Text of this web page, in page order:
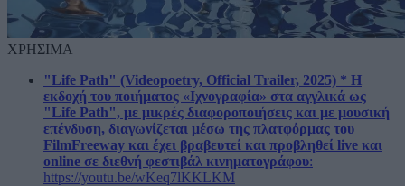
ΧΡΗΣΙΜΑ
"Life Path" (Videopoetry, Official Trailer, 2025) * Η
εκδοχή του ποιήματος «Ιχνογραφία» στα αγγλικά ως
"Life Path", με μικρές διαφοροποιήσεις και με μουσική
επένδυση, διαγωνίζεται μέσω της πλατφόρμας του
FilmFreeway και έχει βραβευτεί και προβληθεί live και
online σε διεθνή φεστιβάλ κινηματογράφου:
https://youtu.be/wKeq7lKKLKM